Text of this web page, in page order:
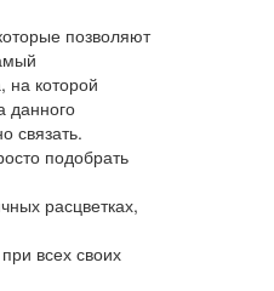
позволяют
на которой
данного
связать.
подобрать
расцветках,
всех своих